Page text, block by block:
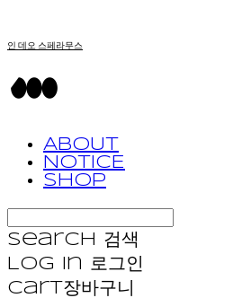
인 데오 스페라무스
ABOUT
NOTICE
SHOP
Search
검색
Log In 로그인
Cart장바구니